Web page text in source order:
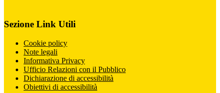
Sezione Link Utili
Cookie policy
Note legali
Informativa Privacy
Ufficio Relazioni con il Pubblico
Dichiarazione di accessibilità
Obiettivi di accessibilità